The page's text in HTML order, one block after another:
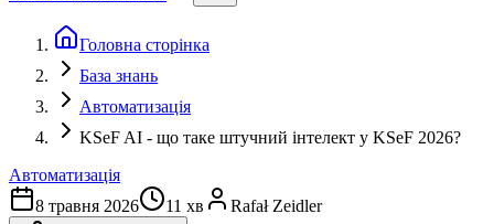
Головна сторінка
База знань
Автоматизація
KSeF AI - що таке штучний інтелект у KSeF 2026?
Автоматизація
8 травня 2026
11 хв Rafał Zeidler